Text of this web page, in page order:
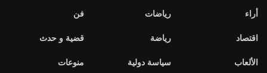
أراء
اقتصاد
الألعاب
رياضات
رياضة
سياسة دولية
فن
قضية و حدث
منوعات